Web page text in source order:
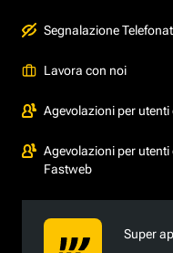
Segnalazione
Lavora con noi
Agevolazioni per
Agevolazioni per
Fastweb
Super